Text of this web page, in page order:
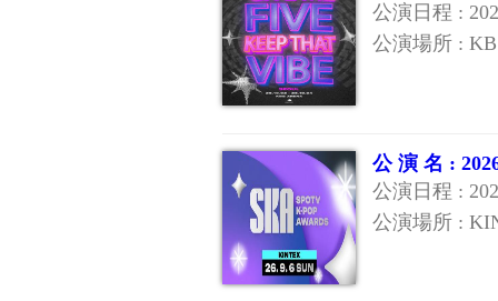
公演日程 :
公演場所 :
公 演 名 :
公演日程 :
公演場所 :